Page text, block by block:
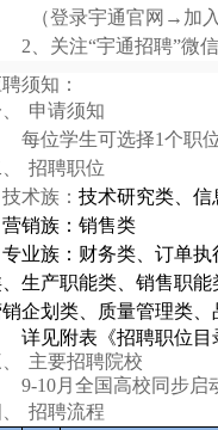
（登录宇通官网→加
2、关注“宇通招聘”
须知：
申请须知
每位学生可选择1个职
招聘职位
技术族： 技术研究类、
营销族： 销售类
专业族： 财务类、订单
生产职能类、销售职
企划类、质量管理类
详见附表《招聘职位目
主要招聘院校
9-10月全国高校同步
招聘流程